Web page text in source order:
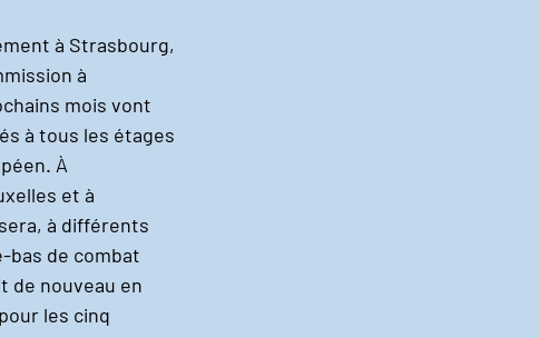
à Strasbourg,
à
mois vont
à tous les étages
À
et à
à différents
bas de combat
de nouveau en
les cinq